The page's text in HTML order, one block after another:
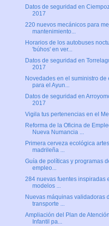
Datos de seguridad en
2017
220 nuevos mecánicos para
mantenimiento...
Horarios de los autobuses
'búhos' en ver...
Datos de seguridad en
2017
Novedades en el suministro de
para el Ayun...
Datos de seguridad en
2017
Vigila tus pertenencias en el
Reforma de la Oficina de
Nueva Numancia ...
Primera cerveza ecológica
madrileña ...
Guía de políticas y programas
empleo...
284 nuevas fuentes inspiradas
modelos ...
Nuevas máquinas validadoras
transporte ...
Ampliación del Plan de
Infantil pa...